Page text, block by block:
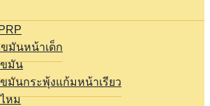
มันหน้าเด็ก
ขมัน
มันกระพุ้งแก้มหน้าเรียว
หม